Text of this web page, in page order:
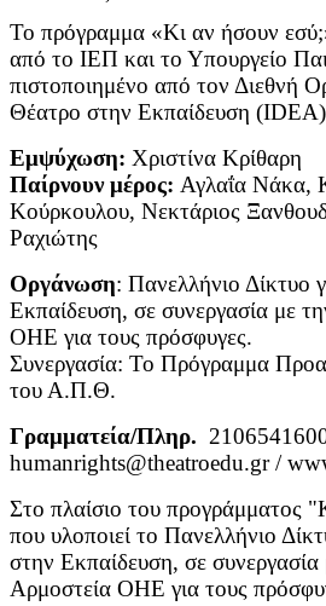
Το πρόγραμμα «Κι αν ήσουν
από το ΙΕΠ και το Υπουργείο
πιστοποιημένο από τον Διεθνή
Θέατρο στην Εκπαίδευση
Εμψύχωση: Χριστίνα Κρίθαρη
Παίρνουν μέρος: Αγλαΐα Νάκα,
Κούρκουλου, Νεκτάριος
Ραχιώτης
Οργάνωση: Πανελλήνιο Δίκτυο
Εκπαίδευση, σε συνεργασία με
ΟΗΕ για τους πρόσφυγες.
Συνεργασία: Το Πρόγραμμα
του Α.Π.Θ.
Γραμματεία/Πληρ.
humanrights@theatroedu.gr /
Στο πλαίσιο του προγράμματος
που υλοποιεί το Πανελλήνιο
στην Εκπαίδευση, σε
Αρμοστεία ΟΗΕ για τους